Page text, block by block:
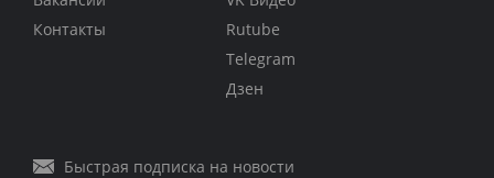
Контакты
Rutube
Telegram
Дзен
Быстрая подписка на новости